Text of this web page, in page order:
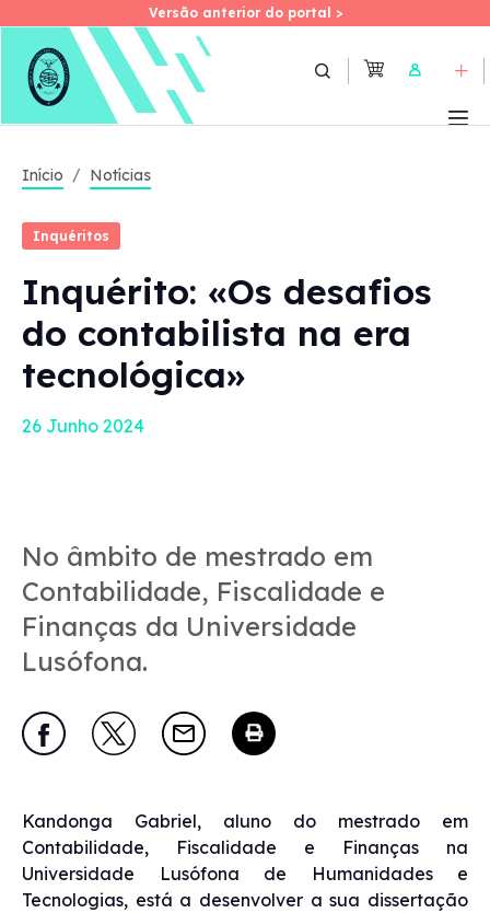
Skip
Versão anterior do portal >
Versão anterior do portal >
User
Início Notícias
Inquéritos
Inquérito: «Os desafios
do contabilista na era
tecnológica»
26 Junho 2024
No âmbito de mestrado em
Contabilidade, Fiscalidade e
Finanças da Universidade
Lusófona.
Kandonga Gabriel, aluno do mestrado em
Contabilidade, Fiscalidade e Finanças na
Universidade Lusófona de Humanidades e
Tecnologias, está a desenvolver a sua dissertação